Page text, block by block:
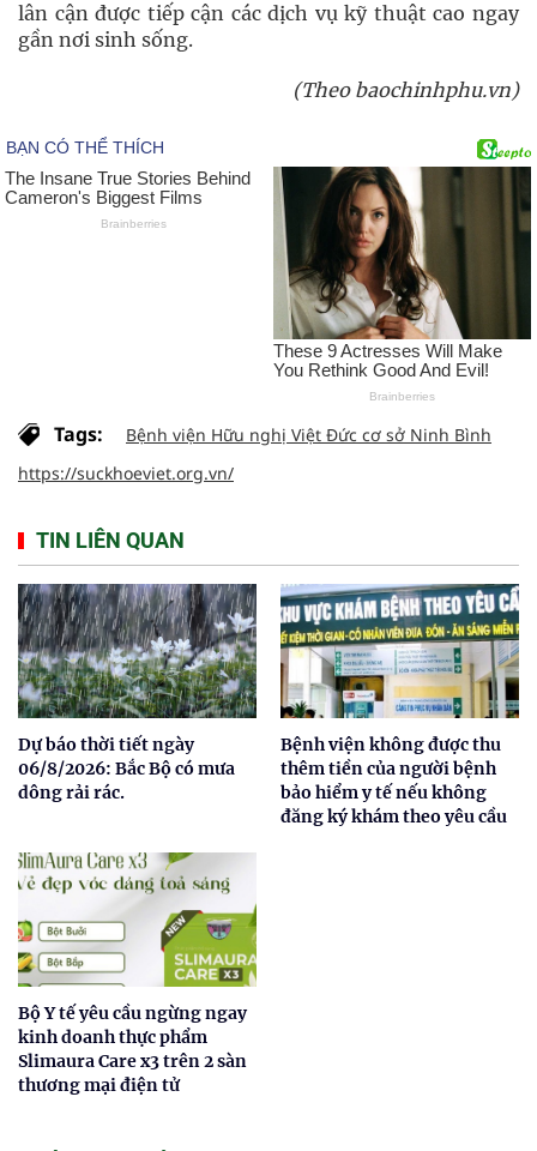
lân cận được tiếp cận các dịch vụ kỹ thuật cao ngay
gần nơi sinh sống.
(Theo baochinhphu.vn)
Tags:
Bệnh viện Hữu nghị Việt Đức cơ sở Ninh Bình
https://suckhoeviet.org.vn/
TIN LIÊN QUAN
Dự báo thời tiết ngày
06/8/2026: Bắc Bộ có mưa
dông rải rác.
Bệnh viện không được thu
thêm tiền của người bệnh
bảo hiểm y tế nếu không
đăng ký khám theo yêu cầu
Bộ Y tế yêu cầu ngừng ngay
kinh doanh thực phẩm
Slimaura Care x3 trên 2 sàn
thương mại điện tử